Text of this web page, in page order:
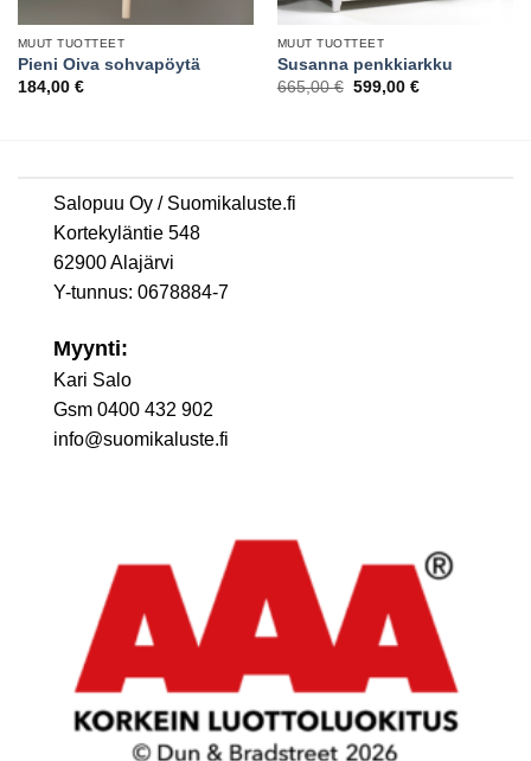
MUUT TUOTTEET
Pieni Oiva sohvapöytä
184,00 €
MUUT TUOTTEET
Susanna penkkiarkku
665,00€ Alkuperäinen
599,00 €Nykyinen
Salopuu Oy / Suomikaluste.fi
Kortekyläntie 548
62900 Alajärvi
Y-tunnus: 0678884-7
Myynti:
Kari Salo
Gsm 0400 432 902
info@suomikaluste.fi